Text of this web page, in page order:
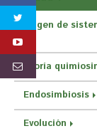
Origen de
Teoría
Endosimbiosis
Evolución